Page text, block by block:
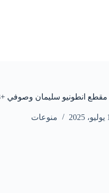
سليمان وصوفي +18 كامل بدون تشفير
منوعات